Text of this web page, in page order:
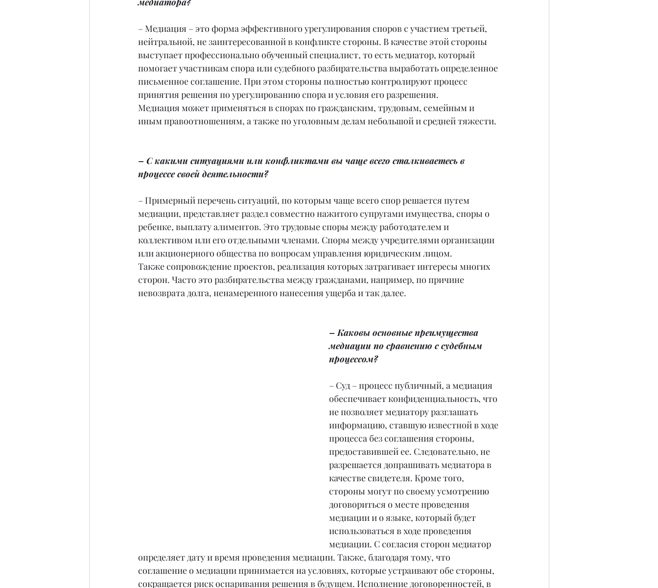
– Медиация – это форма эффективного урегулирования споров с участием третьей,
нейтральной, не заинтересованной в конфликте стороны. В качестве этой стороны
выступает профессионально обученный специалист, то есть медиатор, который
помогает участникам спора или судебного разбирательства выработать определенное
письменное соглашение. При этом стороны полностью контролируют процесс
принятия решения по урегулированию спора и условия его разрешения.
Медиация может применяться в спорах по гражданским, трудовым, семейным и
иным правоотношениям, а также по уголовным делам небольшой и средней тяжести.
– С какими ситуациями или конфликтами вы чаще всего сталкиваетесь в
процессе своей деятельности?
– Примерный перечень ситуаций, по которым чаще всего спор решается путем
медиации, представляет раздел совместно нажитого супругами имущества, споры о
ребенке, выплату алиментов. Это трудовые споры между работодателем и
коллективом или его отдельными членами. Споры между учредителями организации
или акционерного общества по вопросам управления юридическим лицом.
Также сопровождение проектов, реализация которых затрагивает интересы многих
сторон. Часто это разбирательства между гражданами, например, по причине
невозврата долга, ненамеренного нанесения ущерба и так далее.
– Каковы основные преимущества
медиации по сравнению с судебным
процессом?
– Суд – процесс публичный, а медиация
обеспечивает конфиденциальность, что
не позволяет медиатору разглашать
информацию, ставшую известной в ходе
процесса без соглашения стороны,
предоставившей ее. Следовательно, не
разрешается допрашивать медиатора в
качестве свидетеля. Кроме того,
стороны могут по своему усмотрению
договориться о месте проведения
медиации и о языке, который будет
использоваться в ходе проведения
медиации. С согласия сторон медиатор
определяет дату и время проведения медиации. Также, благодаря тому, что
соглашение о медиации принимается на условиях, которые устраивают обе стороны,
сокращается риск оспаривания решения в будущем. Исполнение договоренностей, в